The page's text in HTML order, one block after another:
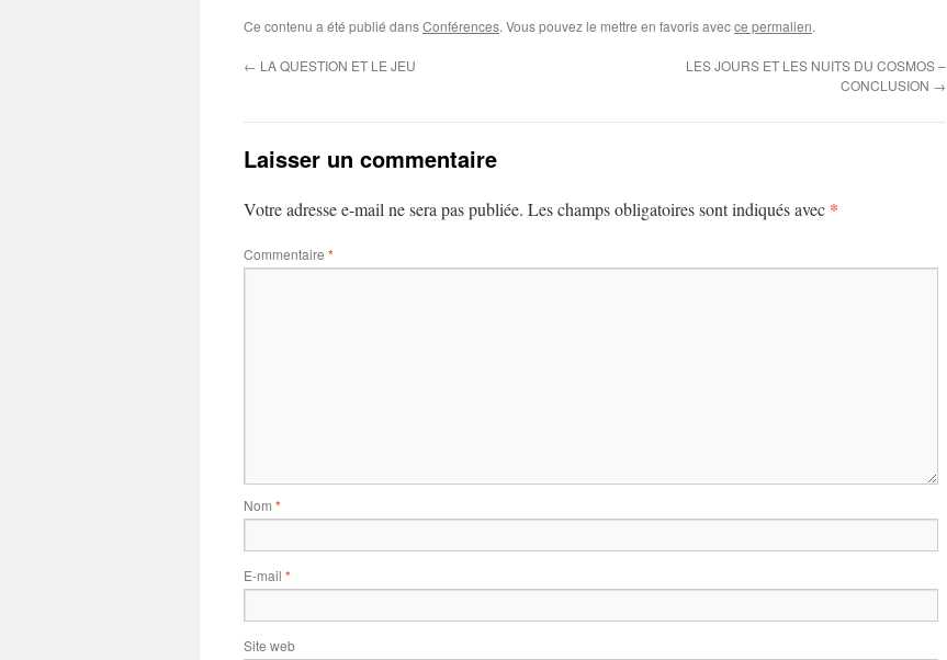
Ce contenu a été publié dansConférences. Vous pouvez le mettre en favoris avecce permalien.
← LA QUESTION ET LE JEU
LES JOURS ET LES NUITS DU COSMOS –
CONCLUSION →
Laisser un commentaire
Votre adresse e-mail ne sera pas publiée. Les champs obligatoires sont indiqués avec *
Commentaire *
Nom *
E-mail *
Site web